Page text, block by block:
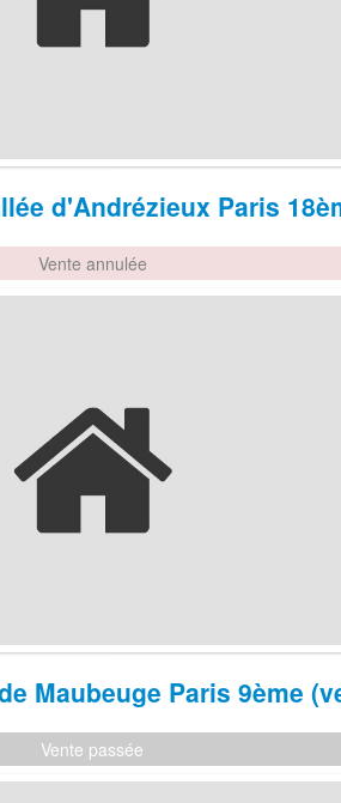
d'Andrézieux Paris
Vente annulée
Maubeuge Paris 9ème
Vente passée